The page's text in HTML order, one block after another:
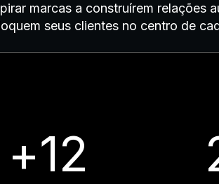
marcas a construírem relações
seus clientes no centro de
+12